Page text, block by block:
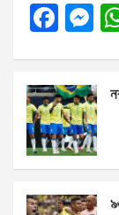
F
b
o
o
k
M
n
g
er